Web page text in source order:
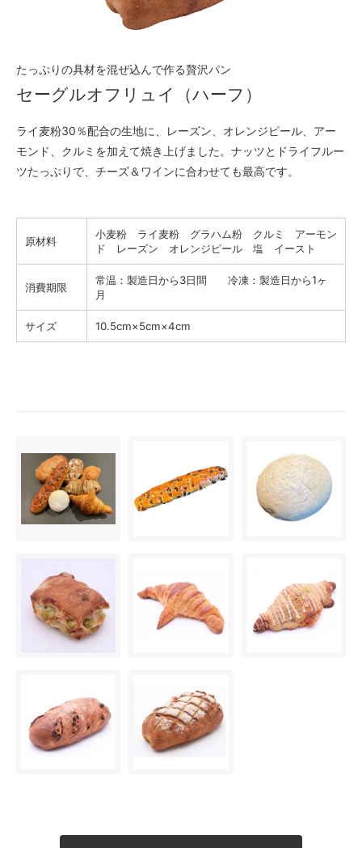
たっぷりの具材を混ぜ込んで作る贅沢パン
セーグルオフリュイ（ハーフ）
ライ麦粉30％配合の生地に、レーズン、オレンジピール、アー
モンド、クルミを加えて焼き上げました。ナッツとドライフルー
ツたっぷりで、チーズ＆ワインに合わせても最高です。
原材料
小麦粉 ライ麦粉 グラハム粉 クルミ アーモン
ド レーズン オレンジピール 塩 イースト
消費期限
常温：製造日から3日間 冷凍：製造日から1ヶ
月
サイズ 10.5cm×5cm×4cm